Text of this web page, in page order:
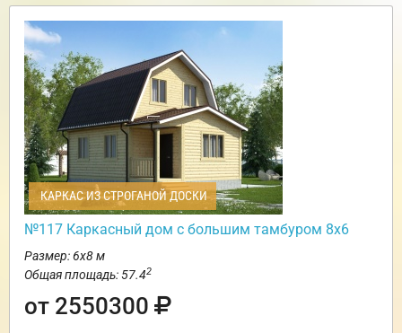
КАРКАС ИЗ СТРОГАНОЙ ДОСКИ
№117 Каркасный дом с большим тамбуром 8х6
Размер: 6х8 м
Общая площадь: 57.42
от 2550300